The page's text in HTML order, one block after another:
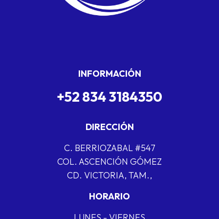
INFORMACIÓN
+52 834 3184350
DIRECCIÓN
C. BERRIOZABAL #547
COL. ASCENCIÓN GÓMEZ
CD. VICTORIA, TAM.,
HORARIO